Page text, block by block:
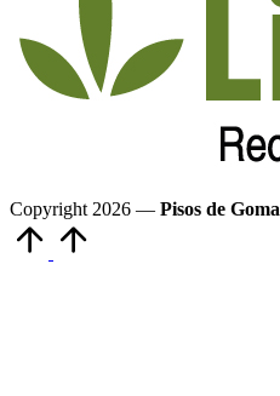
Copyright 2026 — Pisos de Goma